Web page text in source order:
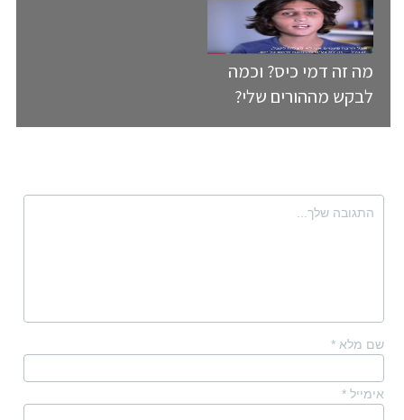
מה זה דמי כיס? וכמה
לבקש מההורים שלי?
שם מלא *
אימייל *